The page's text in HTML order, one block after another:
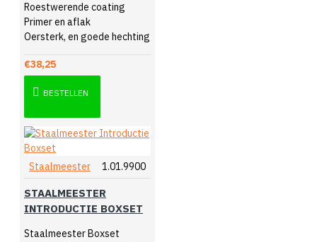
Roestwerende coating
Primer en aflak
Oersterk, en goede hechting
€38,25
BESTELLEN
Staalmeester 1.01.9900
STAALMEESTER
INTRODUCTIE BOXSET
Staalmeester Boxset